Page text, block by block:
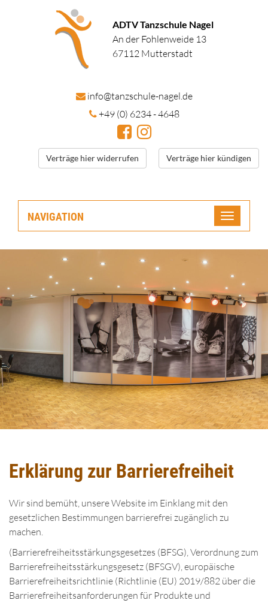
ADTV Tanzschule Nagel
An der Fohlenweide 13
67112 Mutterstadt
info@tanzschule-nagel.de
+49 (0) 6234 - 4648
Verträge hier widerrufen Verträge hier kündigen
NAVIGATION
Toggle
Erklärung zur Barrierefreiheit
Wir sind bemüht, unsere Website im Einklang mit den
gesetzlichen Bestimmungen barrierefrei zugänglich zu
machen.
(Barrierefreiheitsstärkungsgesetzes (BFSG), Verordnung zum
Barrierefreiheitsstärkungsgesetz (BFSGV), europäische
Barrierefreiheitsrichtlinie (Richtlinie (EU) 2019/882 über die
Barrierefreiheitsanforderungen für Produkte und